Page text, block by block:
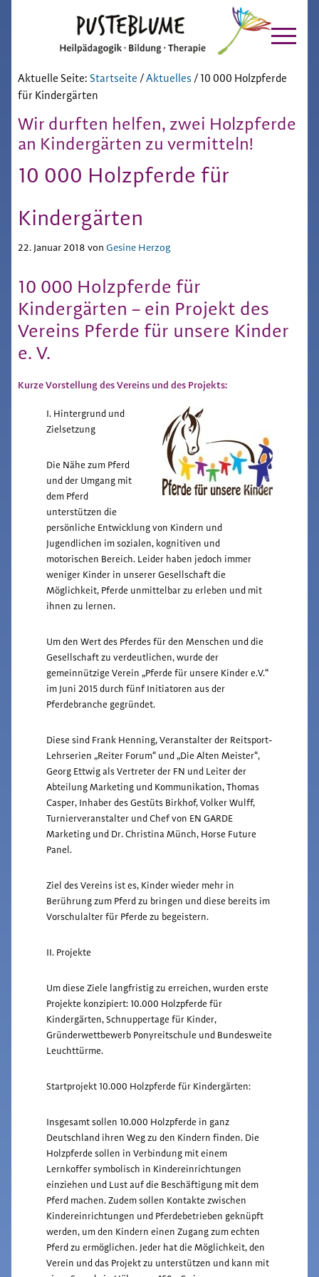
Hauptnavigation
content
Pusteblume
Chiemgau
Aktuelle Seite: Startseite /Aktuelles /10 000 Holzpferde
für Kindergärten
10 000 Holzpferde für
Kindergärten
Wir durften helfen, zwei Holzpferde
an Kindergärten zu vermitteln!
22. Januar 2018 von Gesine Herzog
10 000 Holzpferde für
Kindergärten – ein Projekt des
Vereins Pferde für unsere Kinder
e. V.
Kurze Vorstellung des Vereins und des Projekts:
I. Hintergrund und
Zielsetzung
Die Nähe zum Pferd
und der Umgang mit
dem Pferd
unterstützen die
persönliche Entwicklung von Kindern und
Jugendlichen im sozialen, kognitiven und
motorischen Bereich. Leider haben jedoch immer
weniger Kinder in unserer Gesellschaft die
Möglichkeit, Pferde unmittelbar zu erleben und mit
ihnen zu lernen.
Um den Wert des Pferdes für den Menschen und die
Gesellschaft zu verdeutlichen, wurde der
gemeinnützige Verein „Pferde für unsere Kinder e.V.“
im Juni 2015 durch fünf Initiatoren aus der
Pferdebranche gegründet.
Diese sind Frank Henning, Veranstalter der Reitsport-
Lehrserien „Reiter Forum“ und „Die Alten Meister“,
Georg Ettwig als Vertreter der FN und Leiter der
Abteilung Marketing und Kommunikation, Thomas
Casper, Inhaber des Gestüts Birkhof, Volker Wulff,
Turnierveranstalter und Chef von EN GARDE
Marketing und Dr. Christina Münch, Horse Future
Panel.
Ziel des Vereins ist es, Kinder wieder mehr in
Berührung zum Pferd zu bringen und diese bereits im
Vorschulalter für Pferde zu begeistern.
II. Projekte
Um diese Ziele langfristig zu erreichen, wurden erste
Projekte konzipiert: 10.000 Holzpferde für
Kindergärten, Schnuppertage für Kinder,
Gründerwettbewerb Ponyreitschule und Bundesweite
Leuchttürme.
Startprojekt 10.000 Holzpferde für Kindergärten:
Insgesamt sollen 10.000 Holzpferde in ganz
Deutschland ihren Weg zu den Kindern finden. Die
Holzpferde sollen in Verbindung mit einem
Lernkoffer symbolisch in Kindereinrichtungen
einziehen und Lust auf die Beschäftigung mit dem
Pferd machen. Zudem sollen Kontakte zwischen
Kindereinrichtungen und Pferdebetrieben geknüpft
werden, um den Kindern einen Zugang zum echten
Pferd zu ermöglichen. Jeder hat die Möglichkeit, den
Verein und das Projekt zu unterstützen und kann mit